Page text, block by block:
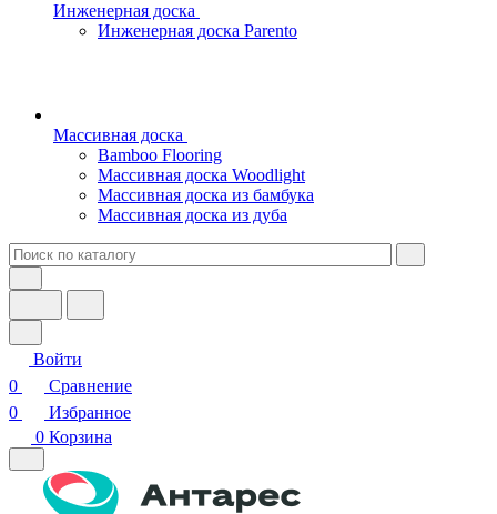
Инженерная доска
Инженерная доска Parento
Массивная доска
Bamboo Flooring
Массивная доска Woodlight
Массивная доска из бамбука
Массивная доска из дуба
Войти
0
Сравнение
0
Избранное
0 Корзина